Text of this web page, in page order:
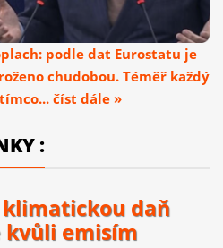
podle dat Eurostatu je
chudobou. Téměř každý
číst dále »
:
klimatickou daň
kvůli emisím